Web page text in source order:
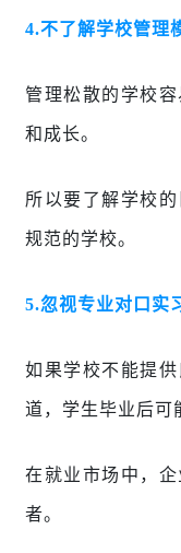
4.不了解学校管理
管理松散的学校
和成长。
所以要了解学校
规范的学校。
5.忽视专业对口实
如果学校不能提
道，学生毕业后可
在就业市场中，
者。